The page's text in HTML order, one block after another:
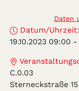
Daten
Datum/Uhrzeit:
19.10.2023 09:00 -
C.0.03
Sterneckstraße 15